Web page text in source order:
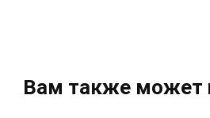
Вам также может